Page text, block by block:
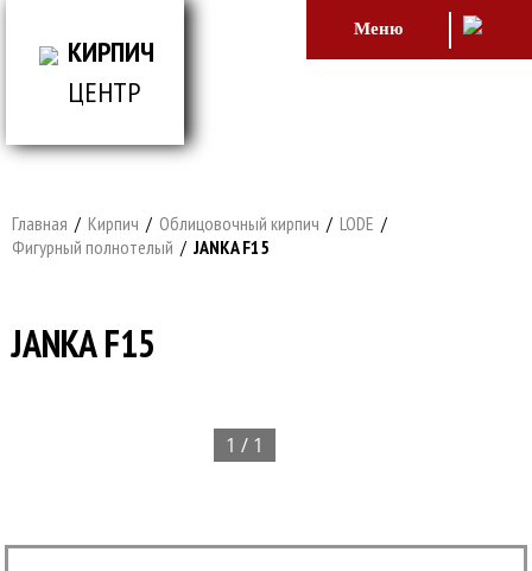
КИРПИЧ
ЦЕНТР
Меню
Главная / Кирпич / Облицовочный кирпич / LODE /
Фигурный полнотелый / JANKA F15
JANKA F15
1 / 1